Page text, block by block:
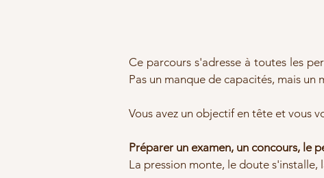
Ce parcours s'adresse à toutes les
Pas un manque de capacités, mais
Vous avez un objectif en tête et vous
Préparer un examen, un concours, le
La pression monte, le doute s'installe,